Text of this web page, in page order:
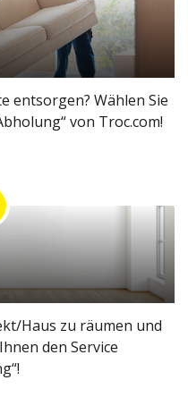
entsorgen? Wählen Sie
von Troc.com!
Haus zu räumen und
den Service